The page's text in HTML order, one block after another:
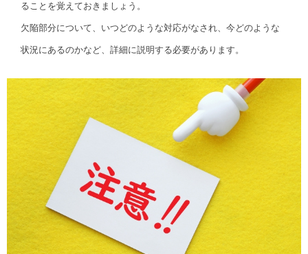
ることを覚えておきましょう。
欠陥部分について、いつどのような対応がなされ、今どのような
状況にあるのかなど、詳細に説明する必要があります。